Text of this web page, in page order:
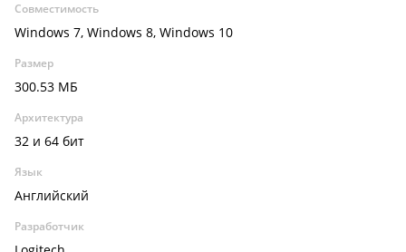
Совместимость
Windows 7, Windows 8, Windows 10
Размер
300.53 МБ
Архитектура
32 и 64 бит
Язык
Английский
Разработчик